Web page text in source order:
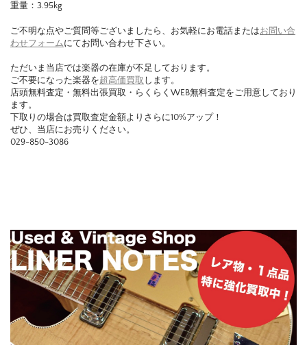
重量：3.95kg
ご不明な点やご質問等ございましたら、お気軽にお電話またはお問い合
わせフォーム にてお問い合わせ下さい。
ただいま当店では楽器の在庫が不足しております。
ご不要になった楽器を超高価買取 します。
店頭無料査定・無料出張買取・らくらくWEB無料査定をご用意しており
ます。
下取りの場合は買取査定金額よりさらに10%アップ！
ぜひ、当店にお売りください。
029-850-3086